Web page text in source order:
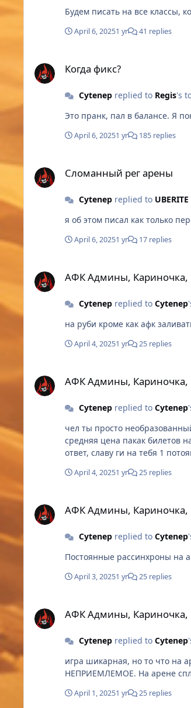
April 6, 20251 yr 41 replies
Когда фикс?
Cytenepreplied to Regis's
April 6, 20251 yr 185 replies
Сломанный рег арены
Cytenepreplied to
April 6, 20251 yr 17 replies
АФК Админы, Кариночка,
Cytenepreplied to Cytenep
на руби кроме как афк
April 4, 20251 yr 25 replies
АФК Админы, Кариночка,
Cytenepreplied to Cytenep
чел ты просто необразованный и считать не умеешь в крации потасовка 1ч рега 75 билов,
средняя цена пакак билетов на амбере 4 000-5 000к не считая свитков банок есты ты захочешь
ответ, славу ги на тебя 1
April 4, 20251 yr 25 replies
АФК Админы, Кариночка,
Cytenepreplied to Cytenep
Постоянные рассинхроны на
April 3, 20251 yr 25 replies
АФК Админы, Кариночка,
Cytenepreplied to Cytenep
игра шикарная, но то что на арену и ПВП составляющую болт положили, это огорчает. ПВП песы куда дороже по времени и затратам, а отношение к ним
April 1, 20251 yr 25 replies